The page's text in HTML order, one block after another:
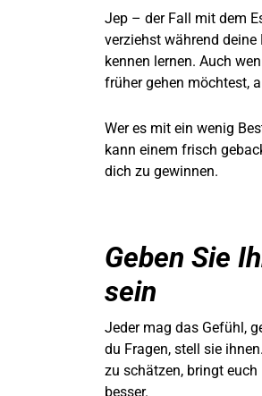
Jep – der Fall mit dem
verziehst während
kennen lernen. Auch
früher gehen möchtest,
Wer es mit ein wenig
kann einem frisch
dich zu gewinnen.
Geben Sie
sein
Jeder mag das Gefühl,
du Fragen, stell sie ihnen
zu schätzen, bringt
besser.